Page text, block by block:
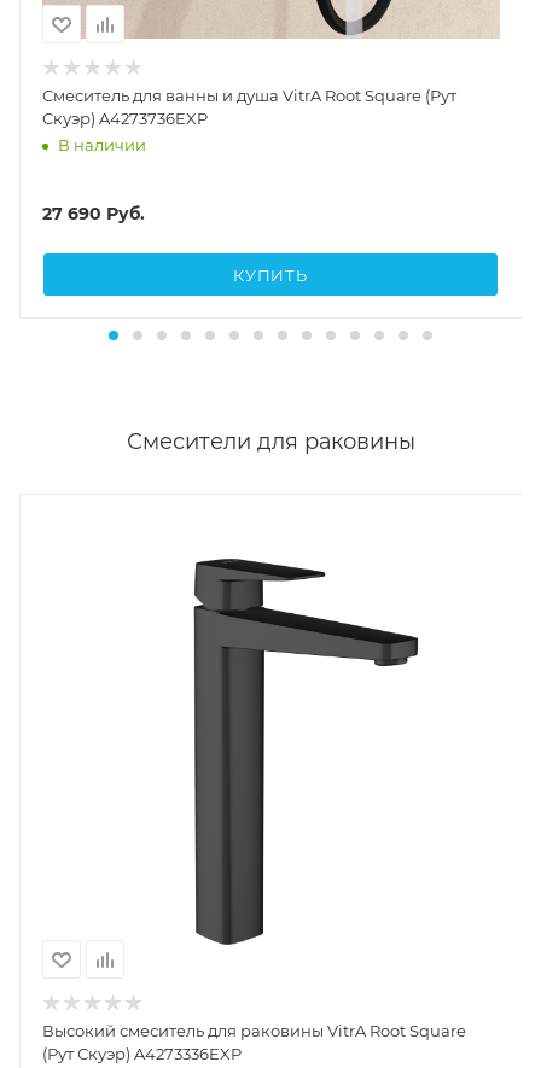
Смеситель для ванны и душа VitrA Root Square (Рут
Скуэр) A4273736EXP
В наличии
27 690 Руб.
КУПИТЬ
Смесители для раковины
Высокий смеситель для раковины VitrA Root Square
(Рут Скуэр) A4273336EXP